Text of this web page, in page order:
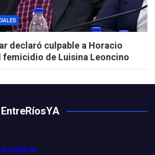
declaró culpable a Horacio
femicidio de Luisina Leoncino